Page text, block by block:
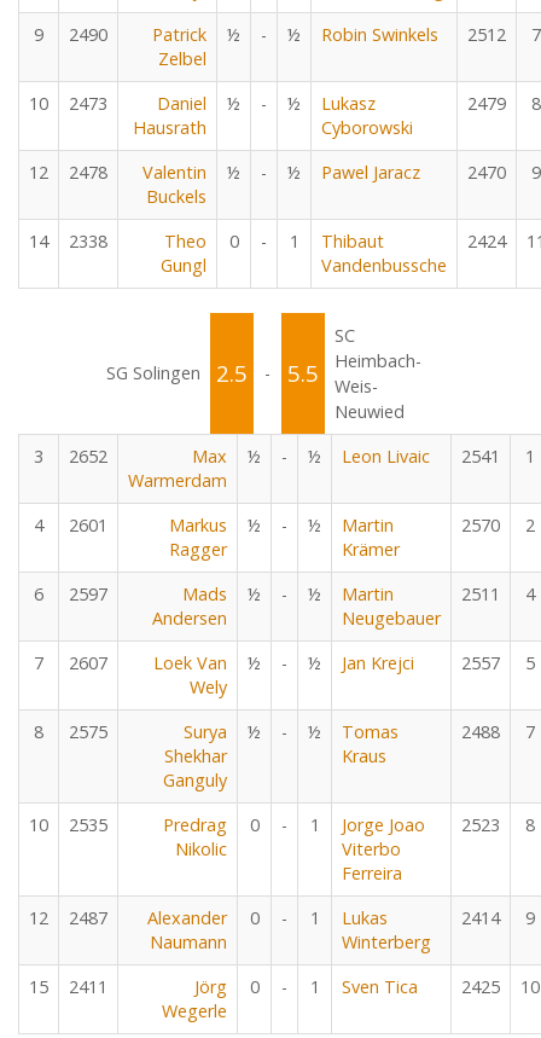
9 2490
Patrick
Zelbel
½ - ½ Robin Swinkels 2512 7
10 2473
Daniel
Hausrath
½ - ½
Lukasz
Cyborowski
2479 8
12 2478
Valentin
Buckels
½ - ½ Pawel Jaracz 2470 9
14 2338
Theo
Gungl
0 - 1
Thibaut
Vandenbussche
2424
SG Solingen 2.5 - 5.5
SC
Heimbach-
Weis-
Neuwied
3
2652
Max
Warmerdam
½ - ½ Leon Livaic 2541 1
4 2601
Markus
Ragger
½ - ½
Martin
Krämer
2570 2
6 2597
Mads
Andersen
½ - ½
Martin
Neugebauer
2511 4
7 2607
Loek Van
Wely
½ - ½ Jan Krejci 2557 5
8 2575
Surya
Shekhar
Ganguly
½ - ½
Tomas
Kraus
2488 7
10 2535
Predrag
Nikolic
0 - 1
Jorge Joao
Viterbo
Ferreira
2523 8
12 2487
Alexander
Naumann
0 - 1
Lukas
Winterberg
2414 9
15 2411
Jörg
Wegerle
0 - 1 Sven Tica 2425 10